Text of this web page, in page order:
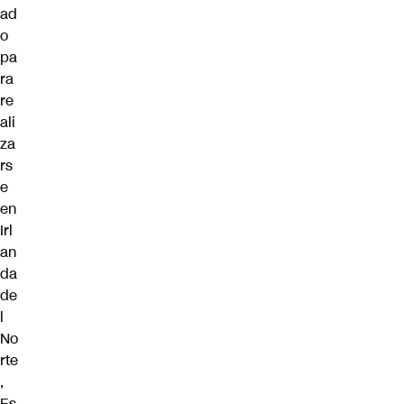
ad
o
pa
ra
re
ali
za
rs
e
en
Irl
an
da
de
l
No
rte
,